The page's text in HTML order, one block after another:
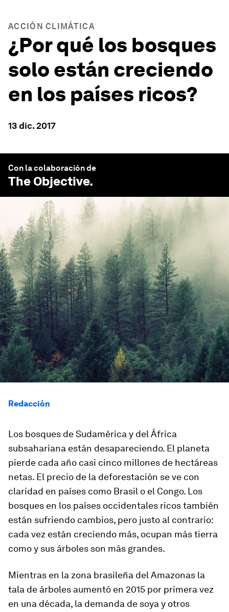
ACCIÓN CLIMÁTICA
¿Por qué los bosques
solo están creciendo
en los países ricos?
13 dic. 2017
Con la colaboración de
The Objective.
Redacción
Los bosques de Sudamérica y del África
subsahariana están desapareciendo. El planeta
pierde cada año casi cinco millones de hectáreas
netas. El precio de la deforestación se ve con
claridad en países como Brasil o el Congo. Los
bosques en los países occidentales ricos también
están sufriendo cambios, pero justo al contrario:
cada vez están creciendo más, ocupan más tierra
como y sus árboles son más grandes.
Mientras en la zona brasileña del Amazonas la
tala de árboles aumentó en 2015 por primera vez
en una década, la demanda de soya y otros